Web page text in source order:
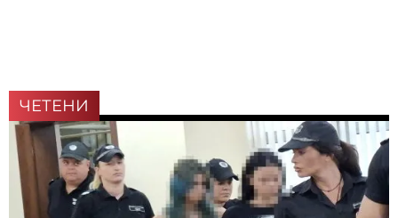
ЧЕТЕНИ